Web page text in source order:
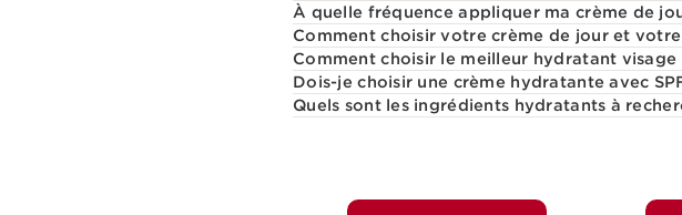
À quelle fréquence appliquer ma crème de
Comment choisir votre crème de jour et
Comment choisir le meilleur hydratant
Dois-je choisir une crème hydratante avec
Quels sont les ingrédients hydratants à